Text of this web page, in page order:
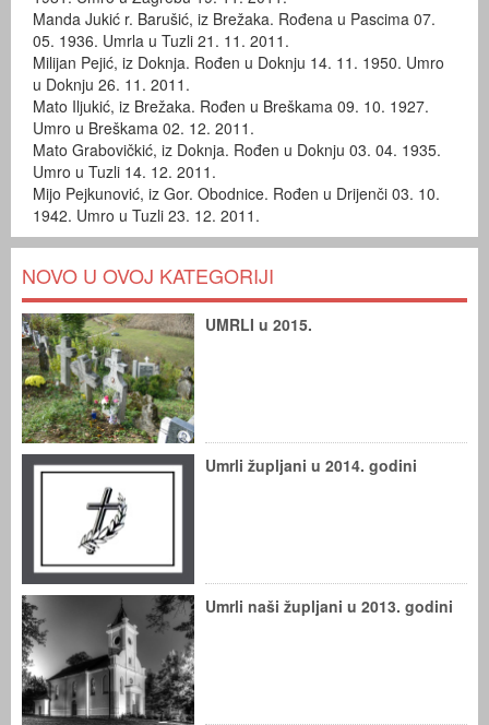
Manda Jukić r. Barušić, iz Brežaka. Rođena u Pascima 07.
05. 1936. Umrla u Tuzli 21. 11. 2011.
Milijan Pejić, iz Doknja. Rođen u Doknju 14. 11. 1950. Umro
u Doknju 26. 11. 2011.
Mato Iljukić, iz Brežaka. Rođen u Breškama 09. 10. 1927.
Umro u Breškama 02. 12. 2011.
Mato Grabovičkić, iz Doknja. Rođen u Doknju 03. 04. 1935.
Umro u Tuzli 14. 12. 2011.
Mijo Pejkunović, iz Gor. Obodnice. Rođen u Drijenči 03. 10.
1942. Umro u Tuzli 23. 12. 2011.
NOVO U OVOJ KATEGORIJI
UMRLI u 2015.
Umrli župljani u 2014. godini
Umrli naši župljani u 2013. godini